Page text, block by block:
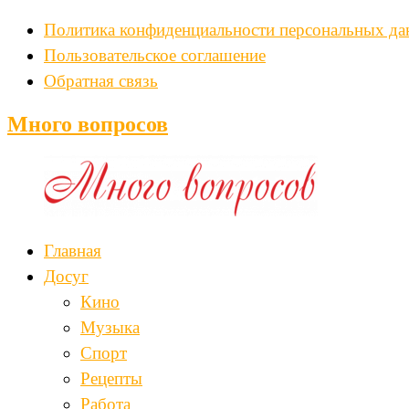
Политика конфиденциальности персональных
Пользовательское соглашение
Обратная связь
Много вопросов
Главная
Досуг
Кино
Музыка
Спорт
Рецепты
Работа